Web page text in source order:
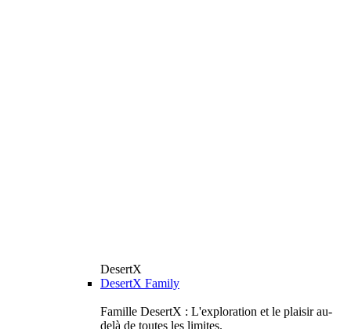
DesertX
DesertX Family
Famille DesertX : L'exploration et le plaisir au-
delà de toutes les limites.